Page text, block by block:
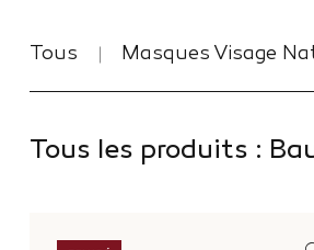
Tous Masques Visage
Tous les produits :